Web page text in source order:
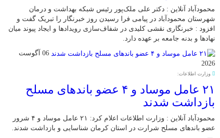
محمودآباد آنلاین : دکتر علی ملک‌پور رئیس شبکه بهداشت و درمان
شهرستان محمودآباد در پیامی فرا رسیدن روز خبرنگار را تبریک گفت و
افزود : خبرنگاری نقشی کلیدی در شفاف‌سازی رویدادها و ایجاد پیوند میان
نهادها و بدنه جامعه بر عهده دارد.
06 آگوست
2026
وزارت اطلاعات:
۲۱ عامل موساد و ۴ عضو باند‌های مسلح
بازداشت شدند
محمودآباد آنلاین : وزارت اطلاعات اعلام کرد: ۲۱ عامل موساد و ۴ شرور
عضو باند‌های مسلح شرارت در استان کرمان شناسایی و بازداشت شدند.